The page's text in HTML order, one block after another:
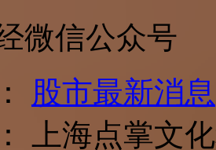
微信公众号
股市最新消息
上海点掌文